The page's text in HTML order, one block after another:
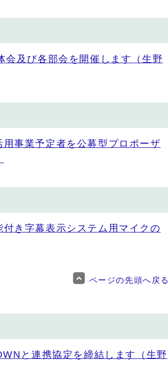
及び各部会を開催します（生野
事業予定者を公募型プロポーザ
き字幕表示システム用マイクの
ページの先頭へ戻る
と連携協定を締結します（生野